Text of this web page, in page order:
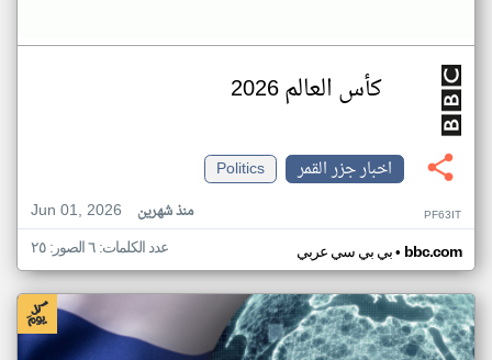
كأس العالم 2026
اخبار جزر القمر
Politics
Jun 01, 2026
منذ شهرين PF63IT
بي بي سي عربي• bbc.com عدد الكلمات: ٦ الصور: ٢٥